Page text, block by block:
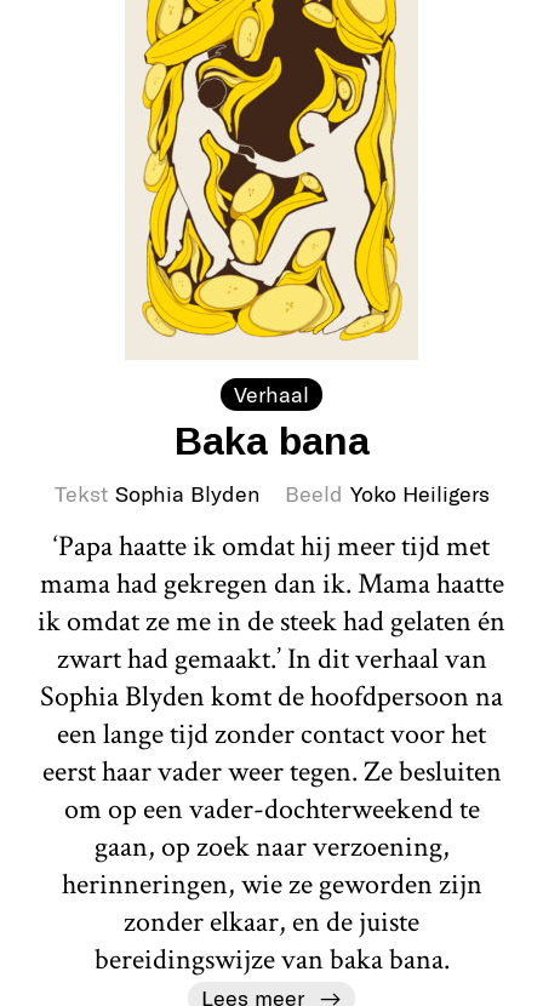
Verhaal
Baka bana
Tekst Sophia Blyden Beeld Yoko Heiligers
‘Papa haatte ik omdat hij meer tijd met
mama had gekregen dan ik. Mama haatte
ik omdat ze me in de steek had gelaten én
zwart had gemaakt.’ In dit verhaal van
Sophia Blyden komt de hoofdpersoon na
een lange tijd zonder contact voor het
eerst haar vader weer tegen. Ze besluiten
om op een vader-dochterweekend te
gaan, op zoek naar verzoening,
herinneringen, wie ze geworden zijn
zonder elkaar, en de juiste
bereidingswijze van baka bana.
Lees meer